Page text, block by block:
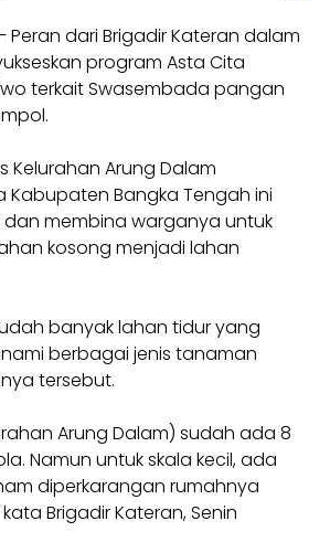
– Peran dari Brigadir Kateran dalam
program Asta Cita
terkait Swasembada pangan
Kelurahan Arung Dalam
Kabupaten Bangka Tengah ini
dan membina warganya untuk
kosong menjadi lahan
banyak lahan tidur yang
berbagai jenis tanaman
tersebut.
Arung Dalam) sudah ada 8
Namun untuk skala kecil, ada
diperkarangan rumahnya
Brigadir Kateran, Senin